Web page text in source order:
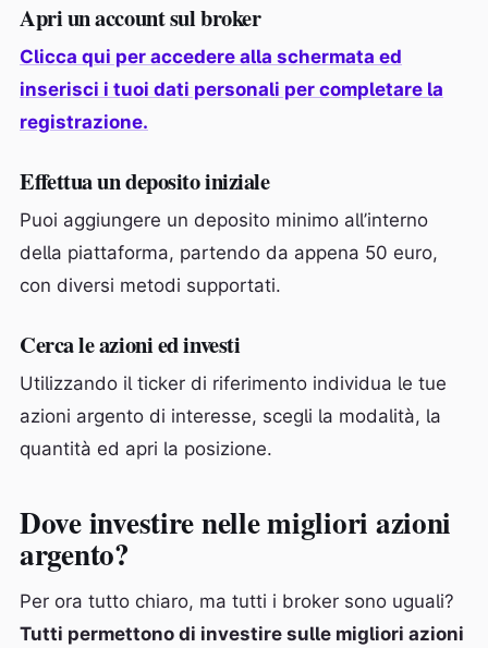
Apri un account sul broker
Clicca qui per accedere alla schermata ed
inserisci i tuoi dati personali per completare la
registrazione.
Effettua un deposito iniziale
Puoi aggiungere un deposito minimo all’interno
della piattaforma, partendo da appena 50 euro,
con diversi metodi supportati.
Cerca le azioni ed investi
Utilizzando il ticker di riferimento individua le tue
azioni argento di interesse, scegli la modalità, la
quantità ed apri la posizione.
Dove investire nelle migliori azioni
argento?
Per ora tutto chiaro, ma tutti i broker sono uguali?
Tutti permettono di investire sulle migliori azioni